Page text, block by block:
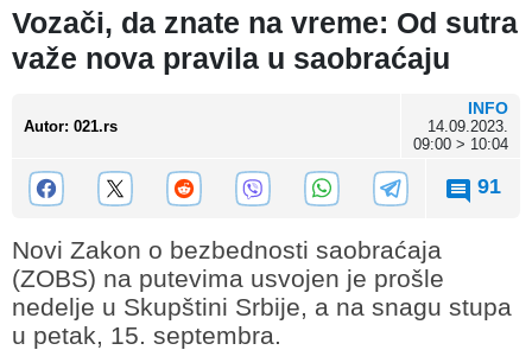
Vozači, da znate na vreme: Od sutra
važe nova pravila u saobraćaju
Autor: 021.rs
INFO
14.09.2023.
09:00 > 10:04
91
Novi Zakon o bezbednosti saobraćaja
(ZOBS) na putevima usvojen je prošle
nedelje u Skupštini Srbije, a na snagu stupa
u petak, 15. septembra.